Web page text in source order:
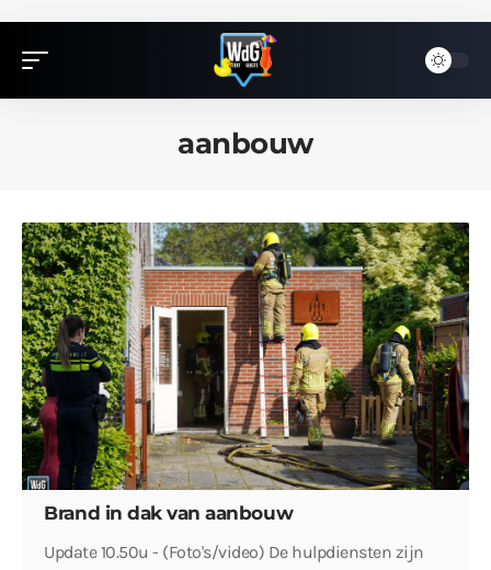
aanbouw
Brand in dak van aanbouw
Update 10.50u - (Foto's/video) De hulpdiensten zijn